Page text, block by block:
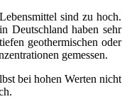
sind zu hoch.
Deutschland haben sehr
geothermischen oder
gemessen.
bei hohen Werten nicht